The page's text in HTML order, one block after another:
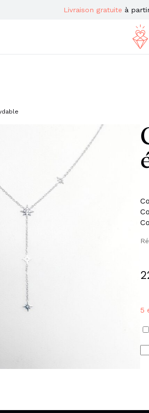
Livraison gratuite à
5